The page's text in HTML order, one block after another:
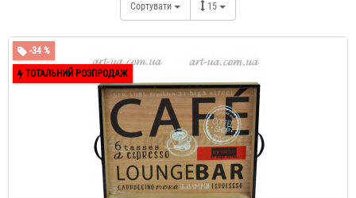
Сортувати 15
-34 %
ТОТАЛЬНИЙ РОЗПРОДАЖ